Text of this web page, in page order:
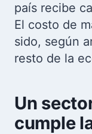
país recibe
El costo de
sido, según
resto de la
Un
cumple